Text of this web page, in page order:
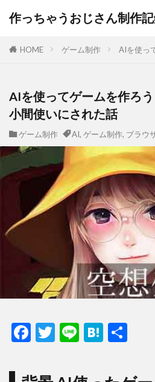
作っちゃうおじさん制作
HOME ゲーム制作 AIを使っ
AIを使ってゲームを作ろ
小間使いにされた話
ゲーム制作 AI, ゲーム制作, ブラウ
F
e
T
itt
Li
e
H
e